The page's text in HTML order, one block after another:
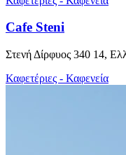
Cafe Steni
Στενή Δίρφυος 340 14,
Καφετέριες - Καφενεία